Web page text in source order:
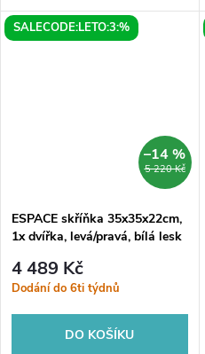
perfektním rozměru
35x94x22cm. Skříňka je
SALECODE:LETO:3:%
5 220 Kč
–14 %
ESPACE skříňka 35x35x22cm,
1x dvířka, levá/pravá, bílá lesk
4 489 Kč
Dodání do 6ti týdnů
DO KOŠÍKU